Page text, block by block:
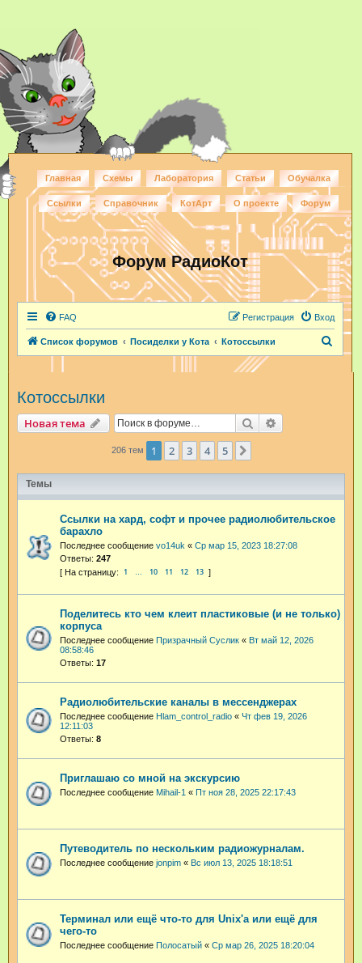
Главная Схемы Лаборатория Статьи Обучалка
Ссылки Справочник КотАрт О проекте Форум
Форум РадиоКот
FAQ Вход
Регистрация
Список форумов Посиделки у Кота Котоссылки
Котоссылки
Новая тема Поиск
206 тем 1 2 3 4 5
Темы
Ссылки на хард, софт и прочее радиолюбительское
барахло
Последнее сообщение vo14uk « Ср мар 15, 2023 18:27:08
Ответы: 247
1 … 10 11 12 13
Поделитесь кто чем клеит пластиковые (и не только)
корпуса
Последнее сообщение Призрачный Суслик « Вт май 12, 2026
08:58:46
Ответы: 17
Радиолюбительские каналы в мессенджерах
Последнее сообщение Hlam_control_radio « Чт фев 19, 2026
12:11:03
Ответы: 8
Приглашаю со мной на экскурсию
Последнее сообщение Mihail-1 « Пт ноя 28, 2025 22:17:43
Путеводитель по нескольким радиожурналам.
Последнее сообщение jonpim « Вс июл 13, 2025 18:18:51
Терминал или ещё что-то для Unix'а или ещё для
чего-то
Последнее сообщение Полосатый « Ср мар 26, 2025 18:20:04